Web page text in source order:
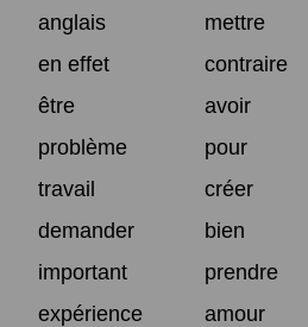
anglais
mettre
en effet
contraire
être
avoir
problème
pour
travail
créer
demander
bien
important
prendre
expérience
amour